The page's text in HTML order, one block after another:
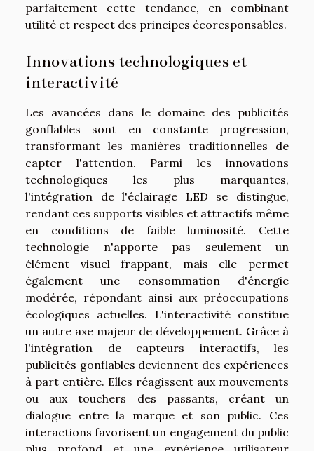
parfaitement cette tendance, en combinant
utilité et respect des principes écoresponsables.
Innovations technologiques et
interactivité
Les avancées dans le domaine des publicités
gonflables sont en constante progression,
transformant les manières traditionnelles de
capter l'attention. Parmi les innovations
technologiques les plus marquantes,
l'intégration de l'éclairage LED se distingue,
rendant ces supports visibles et attractifs même
en conditions de faible luminosité. Cette
technologie n'apporte pas seulement un
élément visuel frappant, mais elle permet
également une consommation d'énergie
modérée, répondant ainsi aux préoccupations
écologiques actuelles. L'interactivité constitue
un autre axe majeur de développement. Grâce à
l'intégration de capteurs interactifs, les
publicités gonflables deviennent des expériences
à part entière. Elles réagissent aux mouvements
ou aux touchers des passants, créant un
dialogue entre la marque et son public. Ces
interactions favorisent un engagement du public